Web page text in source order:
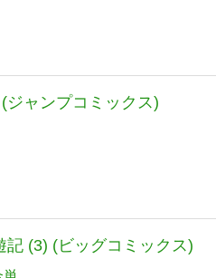
ジャンプコミックス)
記 (3) (ビッグコミックス)